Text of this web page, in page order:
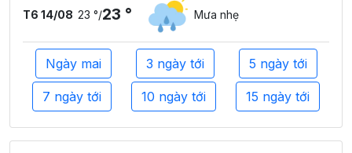
T6 14/08 23 °/23 ° Mưa nhẹ
Ngày mai 3 ngày tới 5 ngày tới
7 ngày tới 10 ngày tới 15 ngày tới